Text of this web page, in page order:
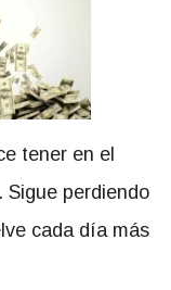
tener en el
Sigue perdiendo
cada día más